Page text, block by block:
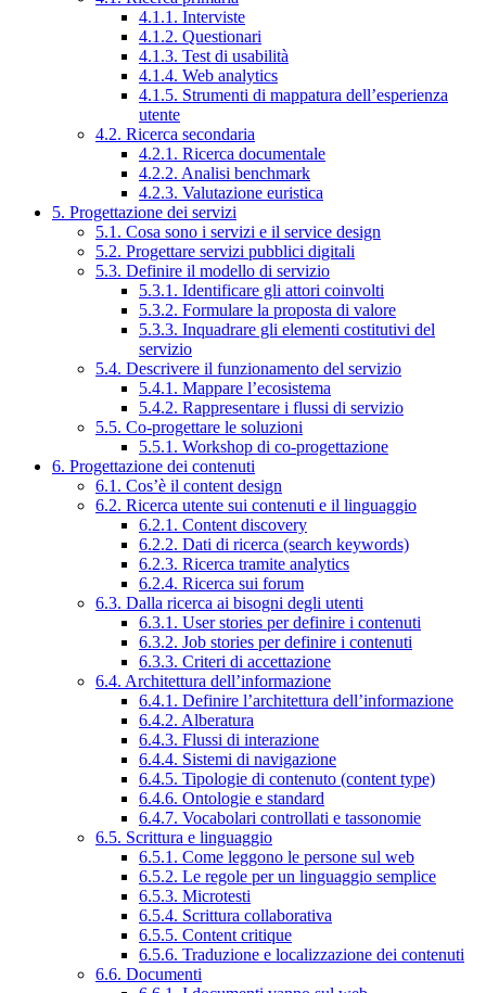
4.1.1. Interviste
4.1.2. Questionari
4.1.3. Test di usabilità
4.1.4. Web analytics
4.1.5. Strumenti di mappatura dell’esperienza
utente
4.2. Ricerca secondaria
4.2.1. Ricerca documentale
4.2.2. Analisi benchmark
4.2.3. Valutazione euristica
5. Progettazione dei servizi
5.1. Cosa sono i servizi e il service design
5.2. Progettare servizi pubblici digitali
5.3. Definire il modello di servizio
5.3.1. Identificare gli attori coinvolti
5.3.2. Formulare la proposta di valore
5.3.3. Inquadrare gli elementi costitutivi del
servizio
5.4. Descrivere il funzionamento del servizio
5.4.1. Mappare l’ecosistema
5.4.2. Rappresentare i flussi di servizio
5.5. Co-progettare le soluzioni
5.5.1. Workshop di co-progettazione
6. Progettazione dei contenuti
6.1. Cos’è il content design
6.2. Ricerca utente sui contenuti e il linguaggio
6.2.1. Content discovery
6.2.2. Dati di ricerca (search keywords)
6.2.3. Ricerca tramite analytics
6.2.4. Ricerca sui forum
6.3. Dalla ricerca ai bisogni degli utenti
6.3.1. User stories per definire i contenuti
6.3.2. Job stories per definire i contenuti
6.3.3. Criteri di accettazione
6.4. Architettura dell’informazione
6.4.1. Definire l’architettura dell’informazione
6.4.2. Alberatura
6.4.3. Flussi di interazione
6.4.4. Sistemi di navigazione
6.4.5. Tipologie di contenuto (content type)
6.4.6. Ontologie e standard
6.4.7. Vocabolari controllati e tassonomie
6.5. Scrittura e linguaggio
6.5.1. Come leggono le persone sul web
6.5.2. Le regole per un linguaggio semplice
6.5.3. Microtesti
6.5.4. Scrittura collaborativa
6.5.5. Content critique
6.5.6. Traduzione e localizzazione dei contenuti
6.6. Documenti